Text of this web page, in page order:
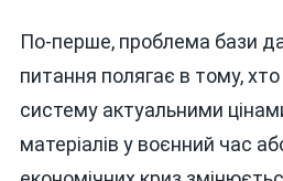
По-перше, проблема бази
питання полягає в тому,
систему актуальними
матеріалів у воєнний час